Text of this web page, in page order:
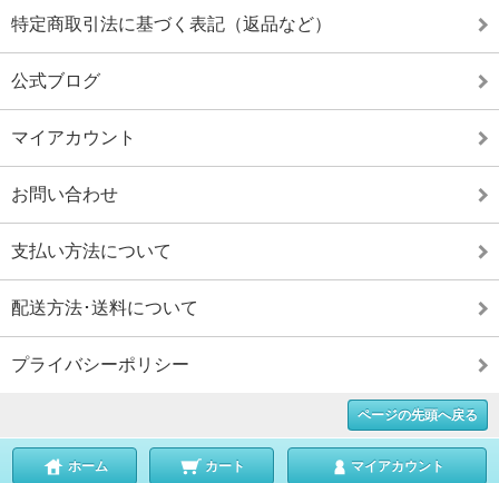
特定商取引法に基づく表記（返品など）
公式ブログ
マイアカウント
お問い合わせ
支払い方法について
配送方法･送料について
プライバシーポリシー
ページの先頭へ戻る
ホーム カート マイアカウント